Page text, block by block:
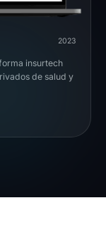
2023
insurtech
de salud y